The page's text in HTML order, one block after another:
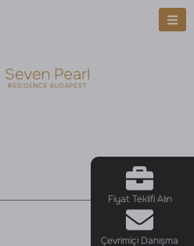
Fiyat Teklifi Alın
Çevrimiçi Danışma